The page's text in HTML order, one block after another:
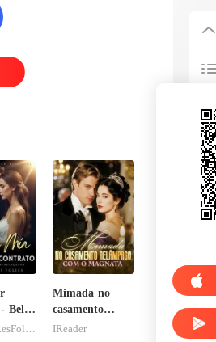
que eu teria
Bella
Mimada no
casamento
relâmpago com
IReader